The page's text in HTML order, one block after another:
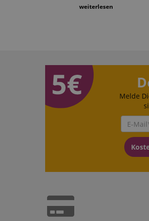
weiterlesen
Melde
remembering the state of zoovu assistant for a given
were clicked, on which page he was the last time,